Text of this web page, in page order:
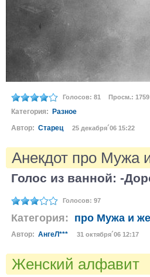
Голосов: 81 Просм.: 1759
Категория:
Разное
Автор: Старец 25 декабря´06 15:22
Анекдот про Мужа
Голос из ванной: -
Голосов: 97
Категория: про Мужа и
Автор: АнгеЛ*** 31 октября´06 12:17
Женский алфавит